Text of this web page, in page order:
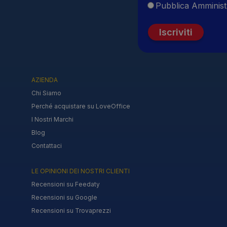
Pubblica
Iscriviti
AZIENDA
Chi Siamo
Perché acquistare su LoveOffice
I Nostri Marchi
Blog
Contattaci
LE OPINIONI DEI NOSTRI CLIENTI
Recensioni su Feedaty
Recensioni su Google
Recensioni su Trovaprezzi